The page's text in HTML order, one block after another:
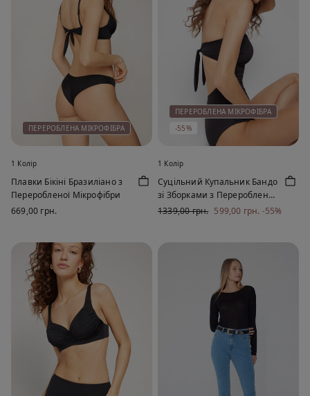
ПЕРЕРОБЛЕНА МІКРОФІБРА
1 Колір
Плавки Бікіні Бразиліано з
Переробленої Мікрофібри
669,00 грн.
ПЕРЕРОБЛЕНА МІКРОФІБРА
-55%
1 Колір
Суцільний Купальник Бандо
зі Зборками з Переробленої
Мікрофібри
1339,00 грн. 599,00 грн. -55%